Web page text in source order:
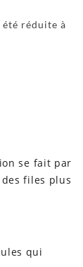
été réduite à
se fait par
files plus
qui